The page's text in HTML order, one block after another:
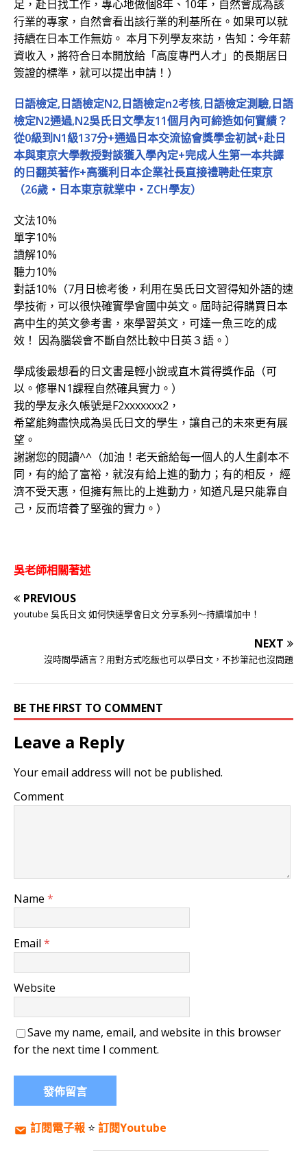
足，赴日找工作，專心地做個8年、10年，自然會成為該
行業的專家，自然會看出該行業的利基所在。如果可以就
持續在日本工作無妨。 本月下列學友來訪，告知：今年薪
資收入，將符合日本開放給「高度專門人才」的長期居日
簽證的標準，就可以提出申請！）
日語檢定,日語檢定N2,日語檢定n2考核,日語檢定測驗,日語
檢定N2通過,N2吳氏日文學友11個月內可締造如何實績？
從0級到N1級137分+通過日本交流協會獎學金初試+赴日
本與東京大學教授對談獲入學內定+完成人生第一本共譯
的日翻英著作+高獲利日本企業社長直接禮聘赴任東京
（26歲‧日本東京就業中‧ZCH學友）
文法10%
單字10%
讀解10%
聽力10%
對話10%（7月日檢考後，利用在吳氏日文習得知外語的速
學技術，可以很快確實學會國中英文。屆時記得購買日本
高中生的英文參考書，來學習英文，可達一魚三吃的成
效！ 因為腦袋會不斷自然比較中日英３語。）
學成後最想看的日文書是輕小說或直木賞得獎作品（可
以。修畢N1課程自然確具實力。）
我的學友永久帳號是F2xxxxxxx2，
希望能夠盡快成為吳氏日文的學生，讓自己的未來更有展
望。
謝謝您的閱讀^^（加油！老天爺給每一個人的人生劇本不
同，有的給了富裕，就沒有給上進的動力；有的相反， 經
濟不受天惠，但擁有無比的上進動力，知道凡是只能靠自
己，反而培養了堅強的實力。）
吳老師相關著述
PREVIOUS
youtube 吳氏日文 如何快速學會日文 分享系列～持續增加中！
NEXT
沒時間學語言？用對方式吃飯也可以學日文，不抄筆記也沒問題
BE THE FIRST TO COMMENT
Leave a Reply
Your email address will not be published.
Comment
Name *
Email *
Website
Save my name, email, and website in this browser
for the next time I comment.
訂閱電子報 ⭐️ 訂閱Youtube